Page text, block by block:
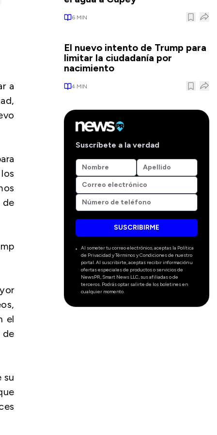
a
de
el
de
su
6 MIN
El nuevo intento de Trump para
limitar la ciudadanía por
nacimiento
4 MIN
Suscríbete a la verdad
SUSCRIBIRME
Al someter tu correo electrónico, aceptas la Política
de Privacidad y Términos y Condiciones de nuestro
portal. Al suscribirte, aceptas recibir información u
ofertas especiales de productos o servicios de
NewsPR, Smart News LLC, sus afiliadas o de
terceros. Podrás optar salirte de los boletines en
cualquier momento.